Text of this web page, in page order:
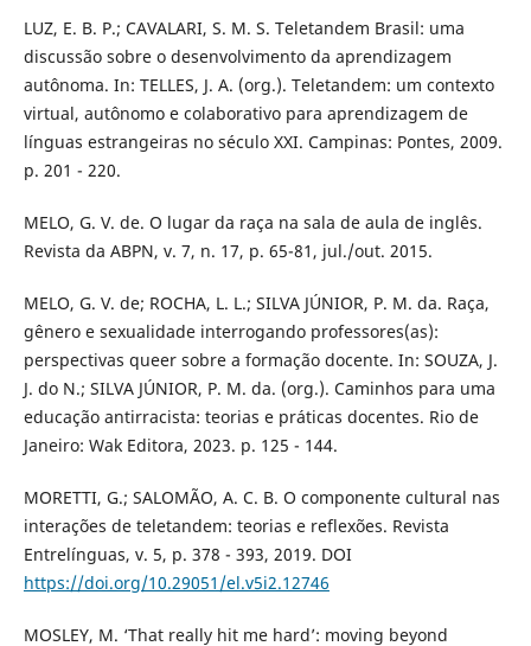
LUZ, E. B. P.; CAVALARI, S. M. S. Teletandem Brasil: uma
discussão sobre o desenvolvimento da aprendizagem
autônoma. In: TELLES, J. A. (org.). Teletandem: um contexto
virtual, autônomo e colaborativo para aprendizagem de
línguas estrangeiras no século XXI. Campinas: Pontes, 2009.
p. 201 - 220.
MELO, G. V. de. O lugar da raça na sala de aula de inglês.
Revista da ABPN, v. 7, n. 17, p. 65-81, jul./out. 2015.
MELO, G. V. de; ROCHA, L. L.; SILVA JÚNIOR, P. M. da. Raça,
gênero e sexualidade interrogando professores(as):
perspectivas queer sobre a formação docente. In: SOUZA, J.
J. do N.; SILVA JÚNIOR, P. M. da. (org.). Caminhos para uma
educação antirracista: teorias e práticas docentes. Rio de
Janeiro: Wak Editora, 2023. p. 125 - 144.
MORETTI, G.; SALOMÃO, A. C. B. O componente cultural nas
interações de teletandem: teorias e reflexões. Revista
Entrelínguas, v. 5, p. 378 - 393, 2019. DOI
https://doi.org/10.29051/el.v5i2.12746
MOSLEY, M. ‘That really hit me hard’: moving beyond